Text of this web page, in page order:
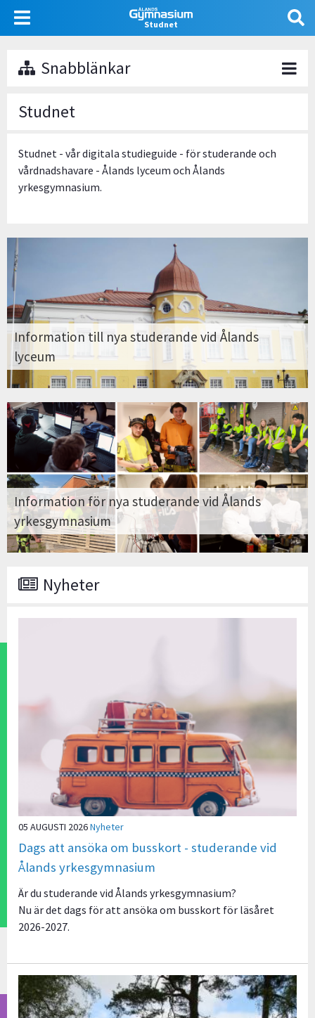
Hoppa
till
Studnet Användarmeny
Snabblänkar
Studnet
Studnet - vår digitala studieguide - för studerande och
vårdnadshavare - Ålands lyceum och Ålands
yrkesgymnasium.
Information till nya studerande vid Ålands
lyceum
Information för nya studerande vid Ålands
yrkesgymnasium
Nyheter
05 AUGUSTI 2026Nyheter
Dags att ansöka om busskort - studerande vid
Ålands yrkesgymnasium
Är du studerande vid Ålands yrkesgymnasium?
Nu är det dags för att ansöka om busskort för läsåret
2026-2027.